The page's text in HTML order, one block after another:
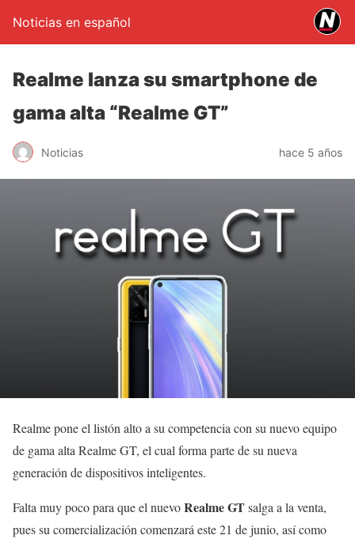
Noticias en español
Realme lanza su smartphone de
gama alta “Realme GT”
Noticias hace 5 años
Realme pone el listón alto a su competencia con su nuevo equipo
de gama alta Realme GT, el cual forma parte de su nueva
generación de dispositivos inteligentes.
Falta muy poco para que el nuevoRealme GTsalga a la venta,
pues su comercialización comenzará este 21 de junio, así como